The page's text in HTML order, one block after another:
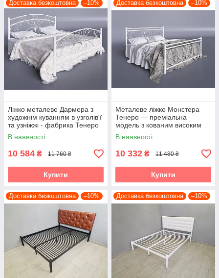
Доставка безкоштовна –10%
Ліжко металеве Дармера з
художнім куванням в узголів'ї
та узніжжі - фабрика Тенеро
В наявності
10 584 ₴ 11 760 ₴
Купити
Доставка безкоштовна –10%
Металеве ліжко Монстера
Тенеро — преміальна
модель з кованим високим
узголів’ям
В наявності
10 332 ₴ 11 480 ₴
Купити
Доставка безкоштовна –10% Доставка безкоштовна –10%